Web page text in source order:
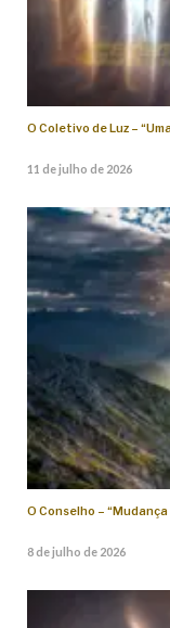
O Coletivo de Luz –
11 de julho de 2026
O Conselho –
8 de julho de 2026